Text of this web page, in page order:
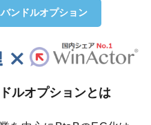
ンドルオプション
ルオプションとは